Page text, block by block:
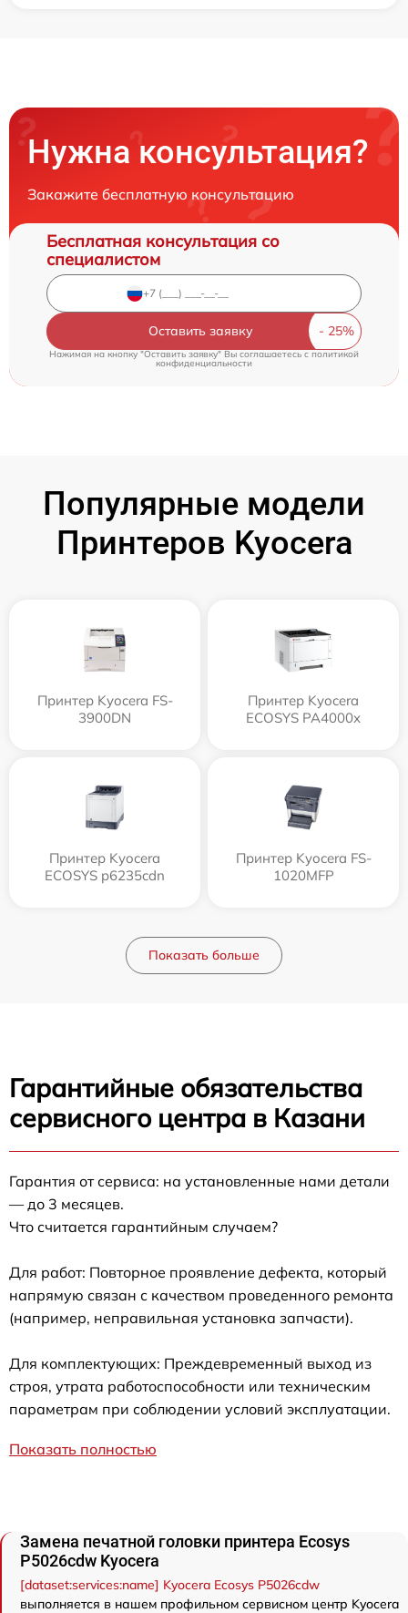
Нужна консультация?
Закажите бесплатную консультацию
Бесплатная консультация со
специалистом
Оставить заявку
Нажимая на кнопку "Оставить заявку" Вы соглашаетесь cполитикой
конфиденциальности
Популярные модели
Принтеров Kyocera
Принтер Kyocera FS-
3900DN
Принтер Kyocera
ECOSYS PA4000x
Принтер Kyocera
ECOSYS p6235cdn
Принтер Kyocera FS-
1020MFP
Показать больше
Гарантийные обязательства
сервисного центра в Казани
Гарантия от сервиса: на установленные нами детали
— до 3 месяцев.
Что считается гарантийным случаем?
Для работ: Повторное проявление дефекта, который
напрямую связан с качеством проведенного ремонта
(например, неправильная установка запчасти).
Для комплектующих: Преждевременный выход из
строя, утрата работоспособности или техническим
параметрам при соблюдении условий эксплуатации.
Показать полностью
Замена печатной головки принтера Ecosys
P5026cdw Kyocera
[dataset:services:name] Kyocera Ecosys P5026cdw
выполняется в нашем профильном сервисном центр Kyocera